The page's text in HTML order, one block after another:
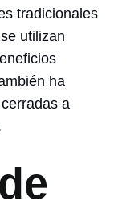
tradicionales
utilizan
ha
a